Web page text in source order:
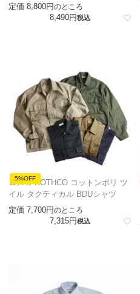
定価 8,800 のところ
8,490 税込
5%OFF
ロスコ ROTHCO コットンポリ ツ
イル タクティカル BDUシャツ
定価 7,700 のところ
7,315 税込